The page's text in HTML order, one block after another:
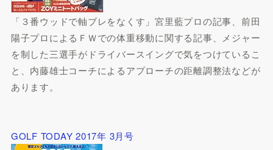
「３番ウッドで軸ブレをなくす」宮里藍プロの記事、前田
陽子プロによるＦＷでの体重移動に関する記事、メジャー
を制した三選手がドライバースイングで気をつけているこ
と、内藤雄士コーチによるアプローチの距離調整法などが
あります。
GOLF TODAY 2017年 3月号